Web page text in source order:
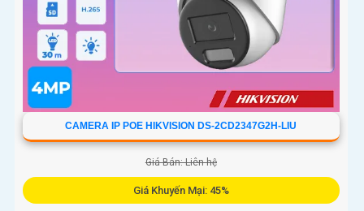
CAMERA IP POE HIKVISION DS-2CD2347G2H-LIU
Giá Bán: Liên hệ
Giá Khuyến Mại: 45%